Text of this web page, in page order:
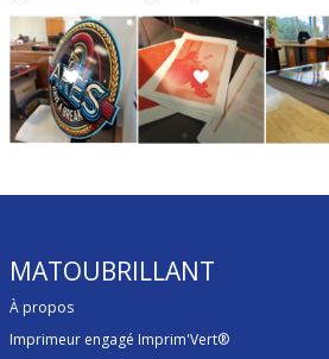
MATOUBRILLANT
À propos
Imprimeur engagé Imprim'Vert®